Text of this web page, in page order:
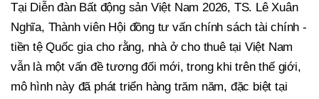
Tại Diễn đàn Bất động sản Việt Nam 2026, TS. Lê Xuân
Nghĩa, Thành viên Hội đồng tư vấn chính sách tài chính -
tiền tệ Quốc gia cho rằng, nhà ở cho thuê tại Việt Nam
vẫn là một vấn đề tương đối mới, trong khi trên thế giới,
mô hình này đã phát triển hàng trăm năm, đặc biệt tại